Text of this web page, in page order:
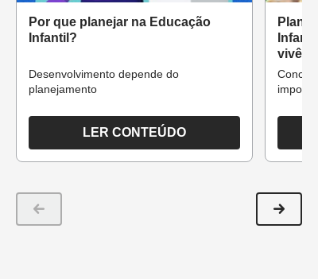
Por que planejar na Educação
Infantil?
Desenvolvimento depende do
planejamento
LER CONTEÚDO